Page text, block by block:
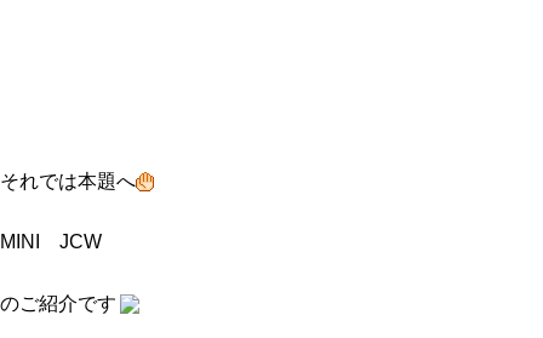
それでは本題へ
MINI JCW
のご紹介です